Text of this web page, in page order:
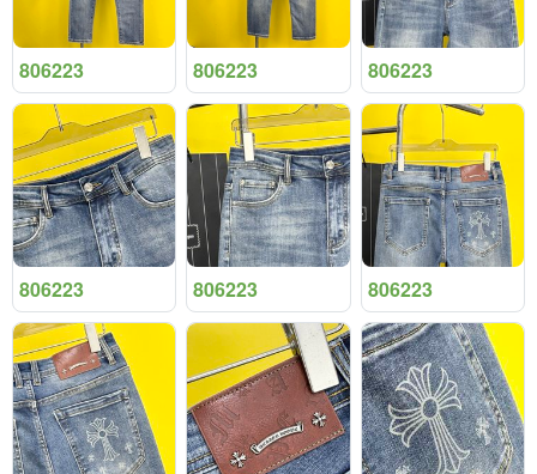
806223 806223 806223
806223 806223 806223